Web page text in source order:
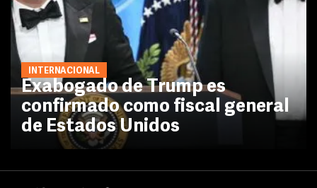
INTERNACIONAL
Exabogado de Trump es
confirmado como fiscal general
de Estados Unidos